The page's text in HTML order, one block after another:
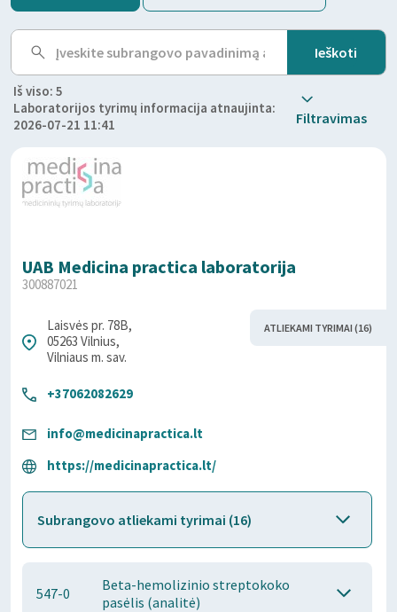
Iš viso: 5
Laboratorijos tyrimų informacija atnaujinta:
2026-07-21 11:41
Filtravimas
UAB Medicina practica laboratorija
300887021
ATLIEKAMI TYRIMAI (16)
Laisvės pr. 78B,
05263 Vilnius,
Vilniaus m. sav.
+37062082629
info@medicinapractica.lt
https://medicinapractica.lt/
Subrangovo atliekami tyrimai (16)
547-0
Beta-hemolizinio streptokoko
pasėlis (analitė)